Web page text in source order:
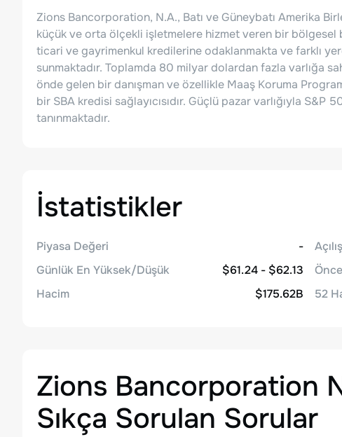
Zions Bancorporation, N.A., Batı ve Güneybatı Amerika
küçük ve orta ölçekli işletmelere hizmet veren bir bölgesel
ticari ve gayrimenkul kredilerine odaklanmakta ve farklı
sunmaktadır. Toplamda 80 milyar dolardan fazla varlığa
önde gelen bir danışman ve özellikle Maaş Koruma
bir SBA kredisi sağlayıcısıdır. Güçlü pazar varlığıyla
tanınmaktadır.
İstatistikler
Piyasa Değeri
-
Günlük En Yüksek/Düşük
$61.24 - $62.13
Hacim
$175.62B
Açılış
52
Zions Bancorporation
Sıkça Sorulan Sorular